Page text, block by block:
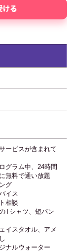
ける
ービスが含まれて
グラム中、24時間
無料で通い放題
グ
イス
相談
Tシャツ、短パン
イスタオル、アメ
ナルウォーター